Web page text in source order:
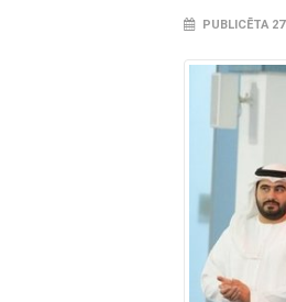
PUBLICĒTA